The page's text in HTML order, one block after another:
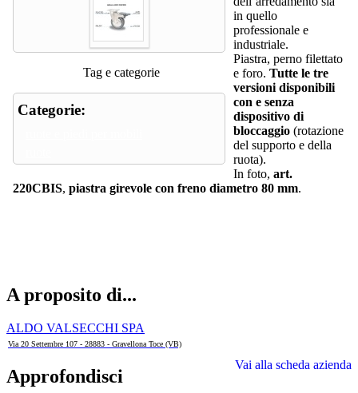
Tag e categorie
Categorie:
in quello
professionale e
industriale.
Piastra, perno filettato
e foro. Tutte le tre
versioni disponibili
con e senza
dispositivo di
bloccaggio (rotazione
del supporto e della
ruota).
In foto, art.
220CBIS, piastra girevole con freno diametro 80 mm.
A proposito di...
ALDO VALSECCHI SPA
Via 20 Settembre 107 - 28883 - Gravellona Toce (VB)
Vai alla scheda azienda
Approfondisci